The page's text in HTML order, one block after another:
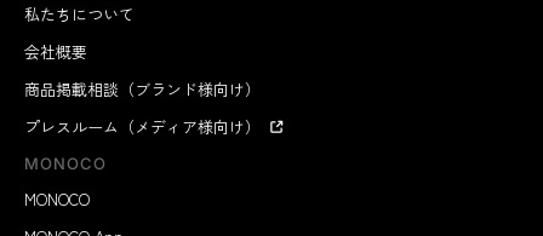
私たちについて
会社概要
商品掲載相談（ブランド様向け）
プレスルーム（メディア様向け）
MONOCO
MONOCO